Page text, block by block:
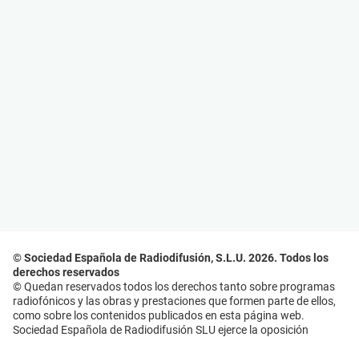
© Sociedad Española de Radiodifusión, S.L.U. 2026. Todos los
derechos reservados
© Quedan reservados todos los derechos tanto sobre programas
radiofónicos y las obras y prestaciones que formen parte de ellos,
como sobre los contenidos publicados en esta página web.
Sociedad Española de Radiodifusión SLU ejerce la oposición